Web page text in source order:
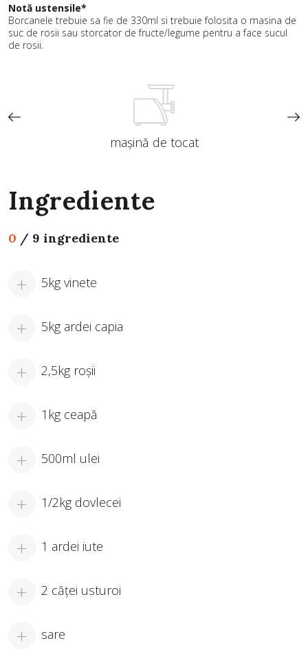
Notă ustensile*
Borcanele trebuie sa fie de 330ml si trebuie folosita o masina de
suc de rosii sau storcator de fructe/legume pentru a face sucul
de rosii.
mașină de tocat
Ingrediente
0 / 9 ingrediente
5kg vinete
5kg ardei capia
2,5kg roşii
1kg ceapă
500ml ulei
1/2kg dovlecei
1 ardei iute
2 căţei usturoi
sare